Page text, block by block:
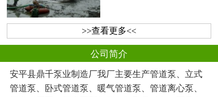
>>查看更多<<
公司简介
安平县鼎千泵业制造厂我厂主要生产管道泵、立式
管道泵、卧式管道泵、暖气管道泵、管道离心泵、